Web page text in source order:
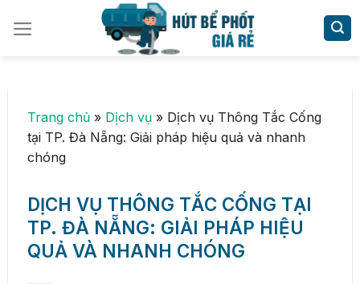
Trang chủ » Dịch vụ » Dịch vụ Thông Tắc Cống
tại TP. Đà Nẵng: Giải pháp hiệu quả và nhanh
chóng
DỊCH VỤ THÔNG TẮC CỐNG TẠI
TP. ĐÀ NẴNG: GIẢI PHÁP HIỆU
QUẢ VÀ NHANH CHÓNG